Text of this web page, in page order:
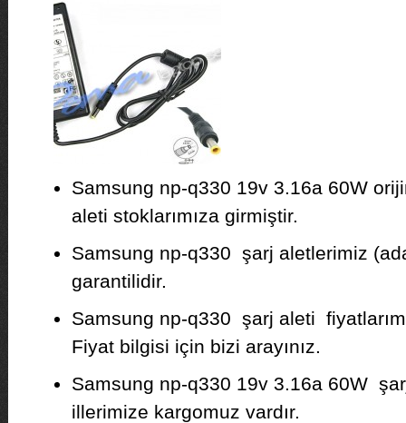
Samsung np-q330 19v 3.16a 60W
aleti stoklarımıza girmiştir.
Samsung np-q330 şarj aletlerimiz
garantilidir.
Samsung np-q330 şarj aleti
Fiyat bilgisi için bizi arayınız.
Samsung np-q330 19v 3.16a 60W
illerimize kargomuz vardır.